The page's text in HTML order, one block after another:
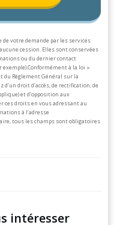
votre demande par les services
cession. Elles sont conservées
ou du dernier contact
exemple).Conformément à la loi «
du Règlement Général sur la
droit d’accès, de rectification, de
et d’opposition aux
ces droits en vous adressant au
à l’adresse
tous les champs sont obligatoires
intéresser